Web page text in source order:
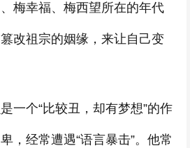
梅幸福、梅西望所在的年代
改祖宗的姻缘，来让自己变
一个“比较丑，却有梦想”的作
，经常遭遇“语言暴击”。他常